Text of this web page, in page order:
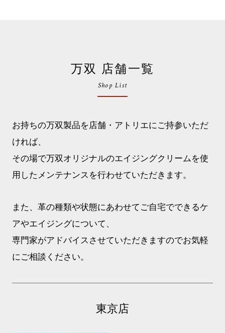
万双 店舗一覧
Shop List
お持ちの万双製品を店舗・アトリエにご持参いただ
ければ、
その場で万双オリジナルのエイジングクリームを使
用したメンテナンスを行わせていただきます。
また、革の種類や状態にあわせてご自宅でできるケ
アやエイジングについて、
専門家がアドバイスさせていただきますのでお気軽
にご相談ください。
東京店